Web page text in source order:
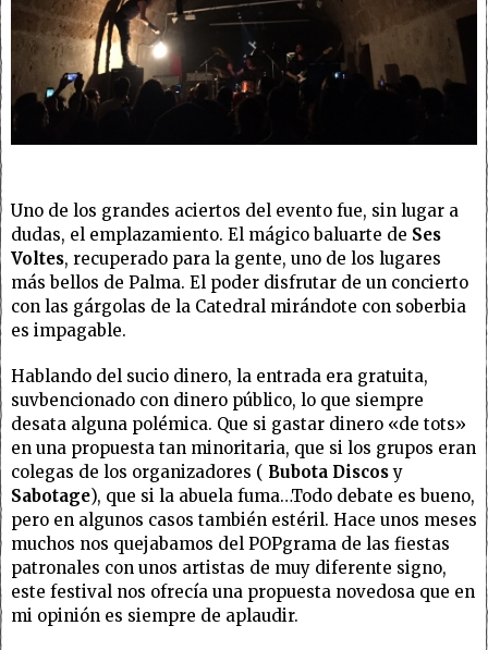
Uno de los grandes aciertos del evento fue, sin lugar a
dudas, el emplazamiento. El mágico baluarte de Ses
Voltes, recuperado para la gente, uno de los lugares
más bellos de Palma. El poder disfrutar de un concierto
con las gárgolas de la Catedral mirándote con soberbia
es impagable.
Hablando del sucio dinero, la entrada era gratuita,
suvbencionado con dinero público, lo que siempre
desata alguna polémica. Que si gastar dinero «de tots»
en una propuesta tan minoritaria, que si los grupos eran
colegas de los organizadores ( Bubota Discosy
Sabotage), que si la abuela fuma…Todo debate es bueno,
pero en algunos casos también estéril. Hace unos meses
muchos nos quejabamos del POPgrama de las fiestas
patronales con unos artistas de muy diferente signo,
este festival nos ofrecía una propuesta novedosa que en
mi opinión es siempre de aplaudir.